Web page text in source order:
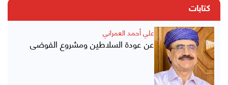
كتابات
علي أحمد العمراني
عن عودة السلاطين ومشروع الفوضى